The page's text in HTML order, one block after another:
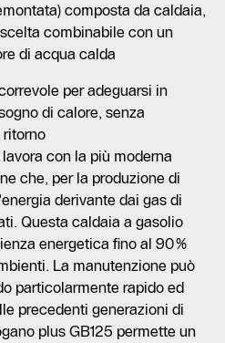
composta da caldaia,
combinabile con un
di acqua calda
per adeguarsi in
di calore, senza
con la più moderna
che, per la produzione di
derivante dai gas di
Questa caldaia a gasolio
energetica fino al 90%
La manutenzione può
particolarmente rapido ed
precedenti generazioni di
plus GB125 permette un